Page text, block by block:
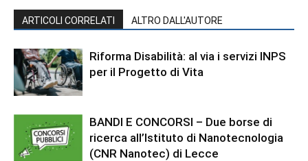
ARTICOLI CORRELATI ALTRO DALL'AUTORE
Riforma Disabilità: al via i servizi INPS
per il Progetto di Vita
BANDI E CONCORSI – Due borse di
ricerca all’Istituto di Nanotecnologia
(CNR Nanotec) di Lecce